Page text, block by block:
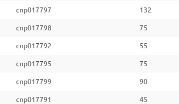
cnp017797 132
cnp017798 75
cnp017792 55
cnp017795 75
cnp017799 90
cnp017791 45